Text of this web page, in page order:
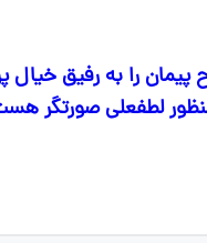
پیمان را به رفیق
لطفعلی صورتگر